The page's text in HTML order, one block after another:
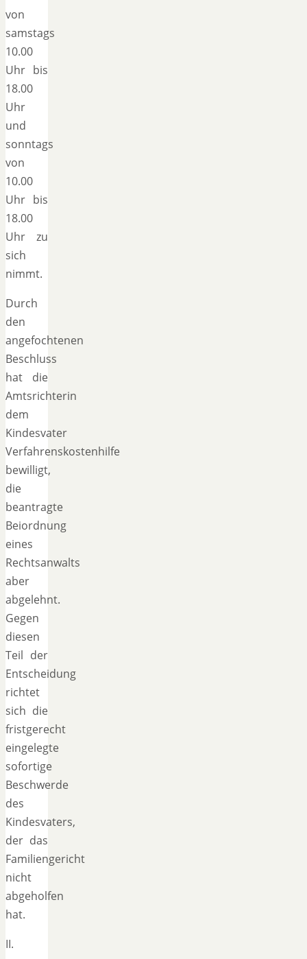
von
samstags
10.00
Uhr bis
18.00
Uhr
und
sonntags
von
10.00
Uhr bis
18.00
Uhr zu
sich
nimmt.
Durch
den
angefochtenen
Beschluss
hat die
Amtsrichterin
dem
Kindesvater
Verfahrenskostenhilfe
bewilligt,
die
beantragte
Beiordnung
eines
Rechtsanwalts
aber
abgelehnt.
Gegen
diesen
Teil der
Entscheidung
richtet
sich die
fristgerecht
eingelegte
sofortige
Beschwerde
des
Kindesvaters,
der das
Familiengericht
nicht
abgeholfen
hat.
II.